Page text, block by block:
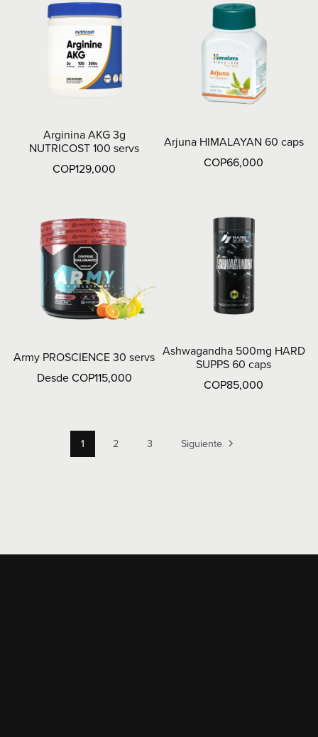
Arginina AKG 3g
NUTRICOST 100 servs
COP129,000
Arjuna HIMALAYAN 60 caps
COP66,000
Army PROSCIENCE 30 servs
Desde COP115,000
Ashwagandha 500mg HARD
SUPPS 60 caps
COP85,000
1 2 3 Siguiente